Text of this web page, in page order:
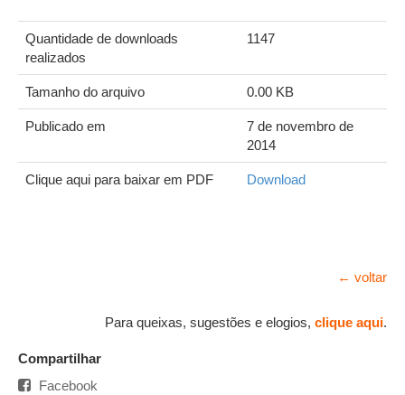
Quantidade de downloads
realizados
1147
Tamanho do arquivo 0.00 KB
Publicado em
7 de novembro de
2014
Clique aqui para baixar em PDF Download
← voltar
Para queixas, sugestões e elogios, clique aqui.
Compartilhar
Facebook